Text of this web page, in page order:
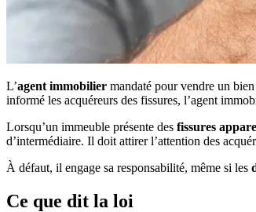
L’agent immobilier mandaté pour vendre un
informé les acquéreurs des fissures, l’agent
Lorsqu’un immeuble présente des fissures
d’intermédiaire. Il doit attirer l’attention des
À défaut, il engage sa responsabilité, même si les
Ce que dit la loi